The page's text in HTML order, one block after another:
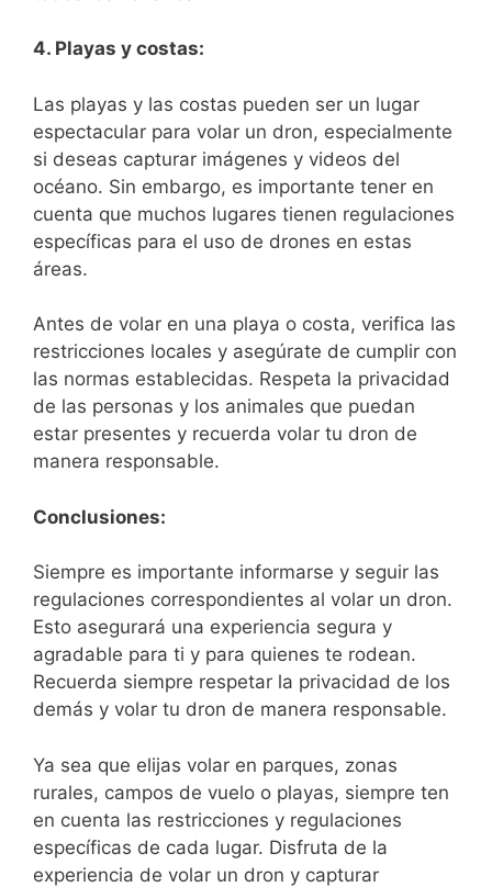
4. Playas y costas:
Las playas y las costas pueden ser un lugar
‌espectacular para volar un dron, especialmente
si deseas capturar imágenes y ‍videos ‍del
océano. Sin embargo, es ‌importante tener ⁢en
cuenta que muchos ⁤lugares tienen regulaciones​
específicas para el uso de ⁤drones en estas
áreas.
Antes​ de ‌volar en una playa o costa, verifica las
restricciones locales y asegúrate de cumplir con
las normas⁢ establecidas. Respeta la privacidad
de las personas y los animales que puedan
estar presentes y recuerda ​volar‌ tu ⁣dron de
manera responsable.
Conclusiones:
Siempre es importante informarse ‍y seguir las
regulaciones correspondientes al volar un dron.
Esto asegurará una experiencia segura ⁣y
agradable para ti y para quienes‍ te rodean.
Recuerda siempre respetar la privacidad de los
demás y volar⁢ tu dron de manera responsable.
Ya ⁤sea que elijas volar en parques, zonas
rurales, campos de vuelo o playas, siempre ten
en cuenta las restricciones y regulaciones
específicas‌ de cada lugar. Disfruta de la
experiencia de volar un ⁢dron y capturar